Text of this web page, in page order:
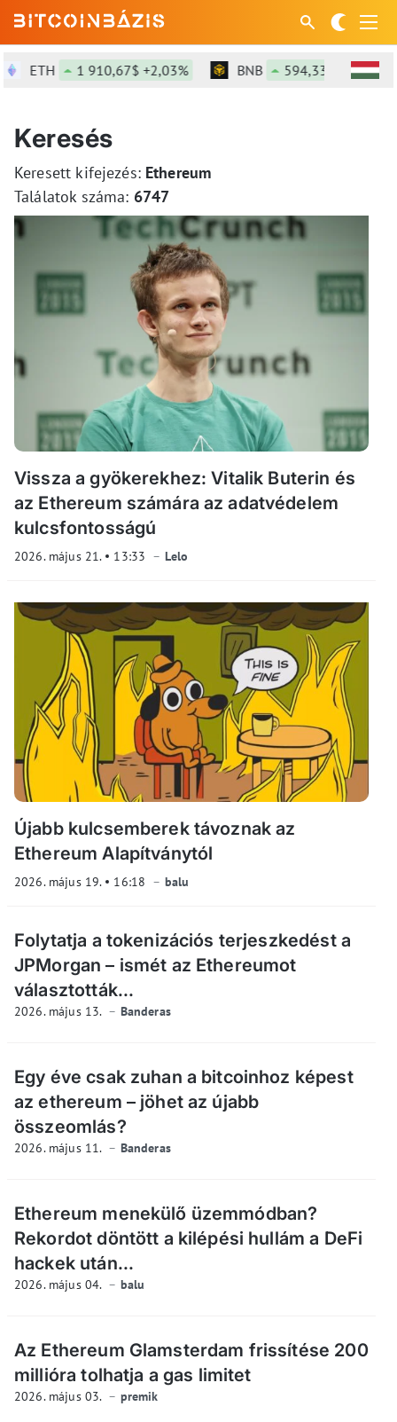
ETH 1 910,67$ +2,03% BNB 594,33$ +0,15%
Keresés
Keresett kifejezés: Ethereum
Találatok száma: 6747
Vissza a gyökerekhez: Vitalik Buterin és
az Ethereum számára az adatvédelem
kulcsfontosságú
2026. május 21. 13:33 Lelo
Újabb kulcsemberek távoznak az
Ethereum Alapítványtól
2026. május 19. 16:18 balu
Folytatja a tokenizációs terjeszkedést a
JPMorgan – ismét az Ethereumot
választották...
2026. május 13. Banderas
Egy éve csak zuhan a bitcoinhoz képest
az ethereum – jöhet az újabb
összeomlás?
2026. május 11. Banderas
Ethereum menekülő üzemmódban?
Rekordot döntött a kilépési hullám a DeFi
hackek után...
2026. május 04. balu
Az Ethereum Glamsterdam frissítése 200
millióra tolhatja a gas limitet
2026. május 03. premik